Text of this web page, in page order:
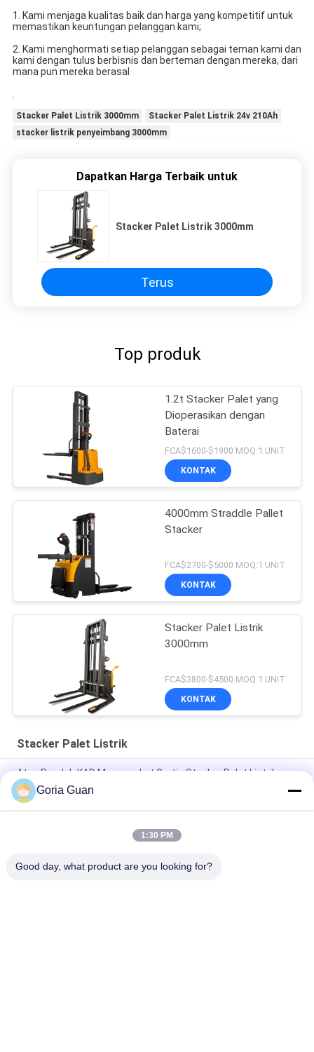
1. Kami menjaga kualitas baik dan harga yang kompetitif untuk
memastikan keuntungan pelanggan kami;
2. Kami menghormati setiap pelanggan sebagai teman kami dan
kami dengan tulus berbisnis dan berteman dengan mereka, dari
mana pun mereka berasal
.
Stacker Palet Listrik 3000mm
Stacker Palet Listrik 24v 210Ah
stacker listrik penyeimbang 3000mm
Dapatkan Harga Terbaik untuk
Stacker Palet Listrik 3000mm
Terus
Top produk
1.2t Stacker Palet yang
Dioperasikan dengan
Baterai
FCA$1600-$1900 MOQ:1 UNIT
KONTAK
4000mm Straddle Pallet
Stacker
FCA$2700-$5000 MOQ:1 UNIT
KONTAK
Stacker Palet Listrik
3000mm
FCA$3800-$4500 MOQ:1 UNIT
KONTAK
Stacker Palet Listrik
Atap Rendah KAD Mengangkat Gratis Stacker Palet Listrik
2000kg
1200KG 24V 210Ah 3 Tahap Stacker Pejalan Kaki Listrik
Rider Straddle 1500kg 3310lb Double Deck Electric Pallet
Goria Guan
1:30 PM
Good day, what product are you looking for?